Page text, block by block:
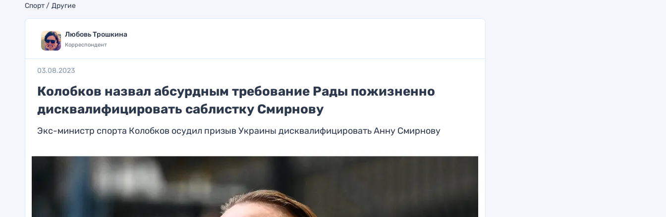
Спорт Другие
Любовь Трошкина
Корреспондент
03.08.2023
Колобков назвал абсурдным требование Рады пожизненно
дисквалифицировать саблистку Смирнову
Экс-министр спорта Колобков осудил призыв Украины дисквалифицировать Анну Смирнову